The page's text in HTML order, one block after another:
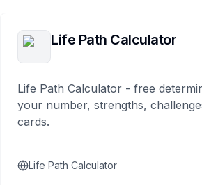
Life Path Calculator
Life Path Calculator - free
your number, strengths,
cards.
Life Path Calculator